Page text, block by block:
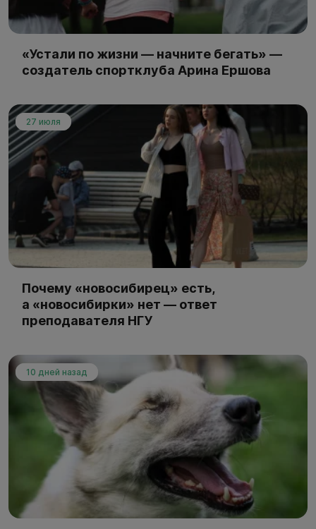
«Устали по жизни — начните бегать» —
создатель спортклуба Арина Ершова
27 июля
Почему «новосибирец» есть,
а «новосибирки» нет — ответ
преподавателя НГУ
10 дней назад